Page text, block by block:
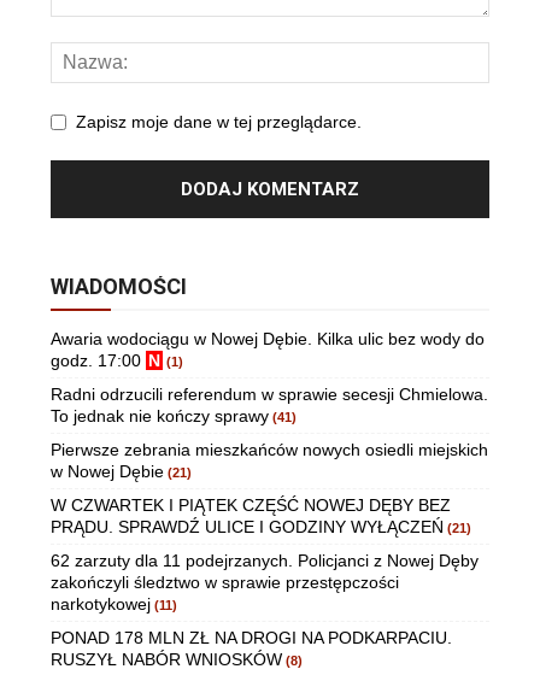
Zapisz moje dane w tej przeglądarce.
WIADOMOŚCI
Awaria wodociągu w Nowej Dębie. Kilka ulic bez wody do
godz. 17:00 N (1)
Radni odrzucili referendum w sprawie secesji Chmielowa.
To jednak nie kończy sprawy (41)
Pierwsze zebrania mieszkańców nowych osiedli miejskich
w Nowej Dębie (21)
W CZWARTEK I PIĄTEK CZĘŚĆ NOWEJ DĘBY BEZ
PRĄDU. SPRAWDŹ ULICE I GODZINY WYŁĄCZEŃ (21)
62 zarzuty dla 11 podejrzanych. Policjanci z Nowej Dęby
zakończyli śledztwo w sprawie przestępczości
narkotykowej (11)
PONAD 178 MLN ZŁ NA DROGI NA PODKARPACIU.
RUSZYŁ NABÓR WNIOSKÓW (8)